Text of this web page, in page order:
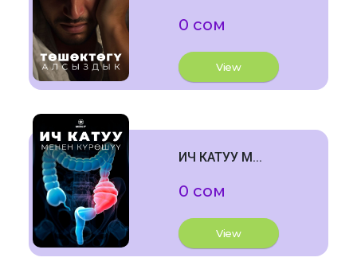
0 сом
View
ИЧ КАТУУ М...
0 сом
View